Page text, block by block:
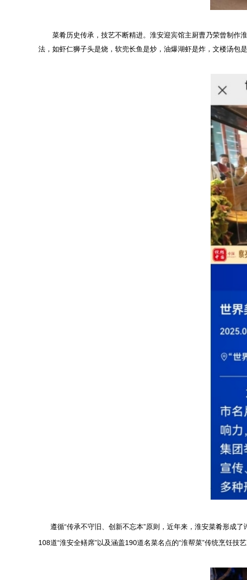
菜肴历史传承，技艺不断精进。淮安迎宾馆主厨曹乃荣曾制作
法，如虾仁狮子头是烧，软兜长鱼是炒，油爆湖虾是炸，文楼汤包
遵循“传承不守旧、创新不忘本”原则，近年来，淮安菜肴形成
108道“淮安全鳝席”以及涵盖190道名菜名点的“淮帮菜”传统烹饪